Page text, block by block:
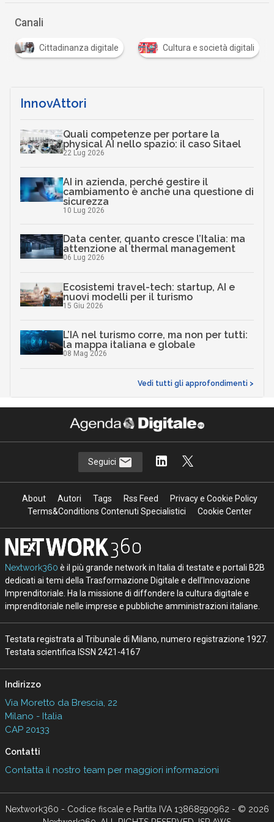
Canali
Cittadinanza digitale Cultura e società digitali
InnovAttori
Quali competenze per portare la
physical AI nello spazio: il caso Sitael
22 Lug 2026
AI in azienda, perché gestire il
cambiamento è anche una questione di
sicurezza
10 Lug 2026
Data center, quanto cresce l’Italia: ma
attenzione al thermal management
06 Lug 2026
Ecosistemi travel-tech: startup, AI e
nuovi modelli per il turismo
15 Giu 2026
L’IA nel turismo corre, ma non per tutti:
la mappa italiana e globale
08 Mag 2026
Vedi tutti gli approfondimenti >
Seguici
About Autori Tags Rss Feed
Privacy e Cookie Policy
Terms&Conditions Contenuti Specialistici
Cookie Center
Nextwork360 è il più grande network in Italia di testate e portali B2B
dedicati ai temi della Trasformazione Digitale e dell’Innovazione
Imprenditoriale. Ha la missione di diffondere la cultura digitale e
imprenditoriale nelle imprese e pubbliche amministrazioni italiane.
Testata registrata al Tribunale di Milano, numero registrazione 1927.
Testata scientifica ISSN 2421-4167
Indirizzo
Via Moretto da Brescia, 22
Milano - Italia
CAP 20133
Contatti
Contatta il nostro team per maggiori informazioni
Nextwork360 - Codice fiscale e Partita IVA 13868590962 - © 2026